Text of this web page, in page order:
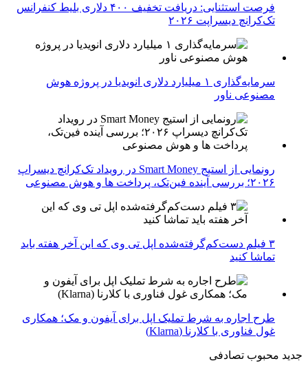
فرصت استثنایی: دریافت تخفیف ۴۰۰ دلاری بلیط کنفرانس
تک‌کرانچ دیسراپت ۲۰۲۶
سرمایه‌گذاری ۱ میلیارد دلاری انویدیا در پروژه هوش
مصنوعی ناور
رونمایی از استیج Smart Money در رویداد تک‌کرانچ دیسراپ
۲۰۲۶؛ بررسی آینده فین‌تک، پرداخت‌ ها و هوش مصنوعی
۳ فیلم دست‌کم‌گرفته‌شده اپل تی وی که این آخر هفته باید
تماشا کنید
طرح اجاره به شرط تملیک اپل برای آیفون و مک؛ همکاری
غول فناوری با کلارنا (Klarna)
جدید محبوب تصادفی